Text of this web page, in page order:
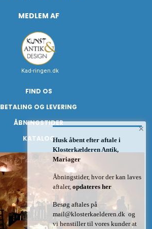
MEDLEM AF
Kad-ringen.dk
FIND OS
BETALING OG LEVERING
ÅBNINGSTIDER
KATALOG
×
Husk åbent efter aftale i
Klosterkælderen Antik,
Mariager
Åbningstider, hvor der kan laves
aftaler, opdateres her
Besøg aftales på
mail@klosterkaelderen.dk og
vi henstiller til vores kunder at